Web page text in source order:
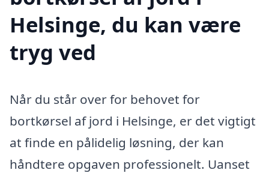
Helsinge, du kan være
tryg ved
Når du står over for behovet for
bortkørsel af jord i Helsinge, er det vigtigt
at finde en pålidelig løsning, der kan
håndtere opgaven professionelt. Uanset